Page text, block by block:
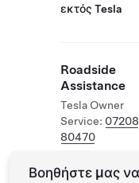
εκτός Tesla
Roadside
Assistance
Tesla Owner
Service: 07208
80470
Βοηθήστε μας